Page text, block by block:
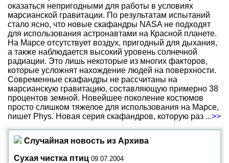
оказаться непригодными для работы в условиях
марсианской гравитации. По результатам испытаний
стало ясно, что новые скафандры NASA не подходят
для использования астронавтами на Красной планете.
На Марсе отсутствует воздух, пригодный для дыхания,
а также наблюдается высокий уровень солнечной
радиации. Это лишь некоторые из многих факторов,
которые усложнят нахождение людей на поверхности.
Современные скафандры не рассчитаны на
марсианскую гравитацию, составляющую примерно 38
процентов земной. Новейшее поколение костюмов
просто слишком тяжелое для использования на Марсе,
пишет Phys. Новая серия скафандров, которую раз ...>>
Случайная новость из Архива
Сухая чистка птиц 09.07.2004